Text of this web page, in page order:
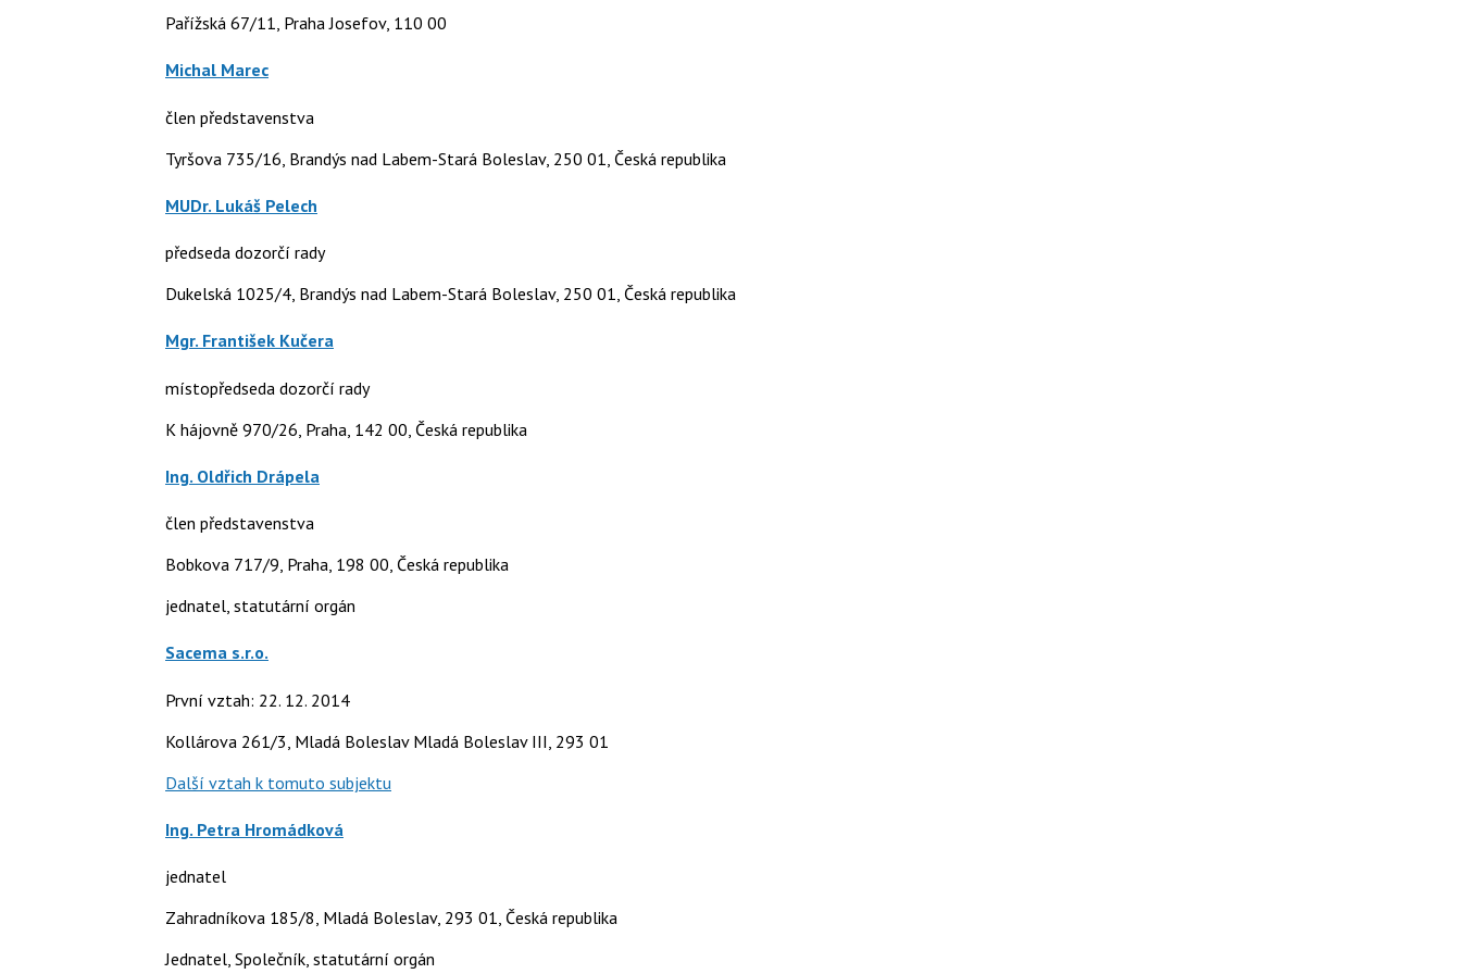
Pařížská 67/11, Praha Josefov, 110 00
Michal Marec
člen představenstva
Tyršova 735/16, Brandýs nad Labem-Stará Boleslav, 250 01, Česká republika
MUDr. Lukáš Pelech
předseda dozorčí rady
Dukelská 1025/4, Brandýs nad Labem-Stará Boleslav, 250 01, Česká republika
Mgr. František Kučera
místopředseda dozorčí rady
K hájovně 970/26, Praha, 142 00, Česká republika
Ing. Oldřich Drápela
člen představenstva
Bobkova 717/9, Praha, 198 00, Česká republika
jednatel, statutární orgán
Sacema s.r.o.
První vztah: 22. 12. 2014
Kollárova 261/3, Mladá Boleslav Mladá Boleslav III, 293 01
Další vztah k tomuto subjektu
Ing. Petra Hromádková
jednatel
Zahradníkova 185/8, Mladá Boleslav, 293 01, Česká republika
Jednatel, Společník, statutární orgán